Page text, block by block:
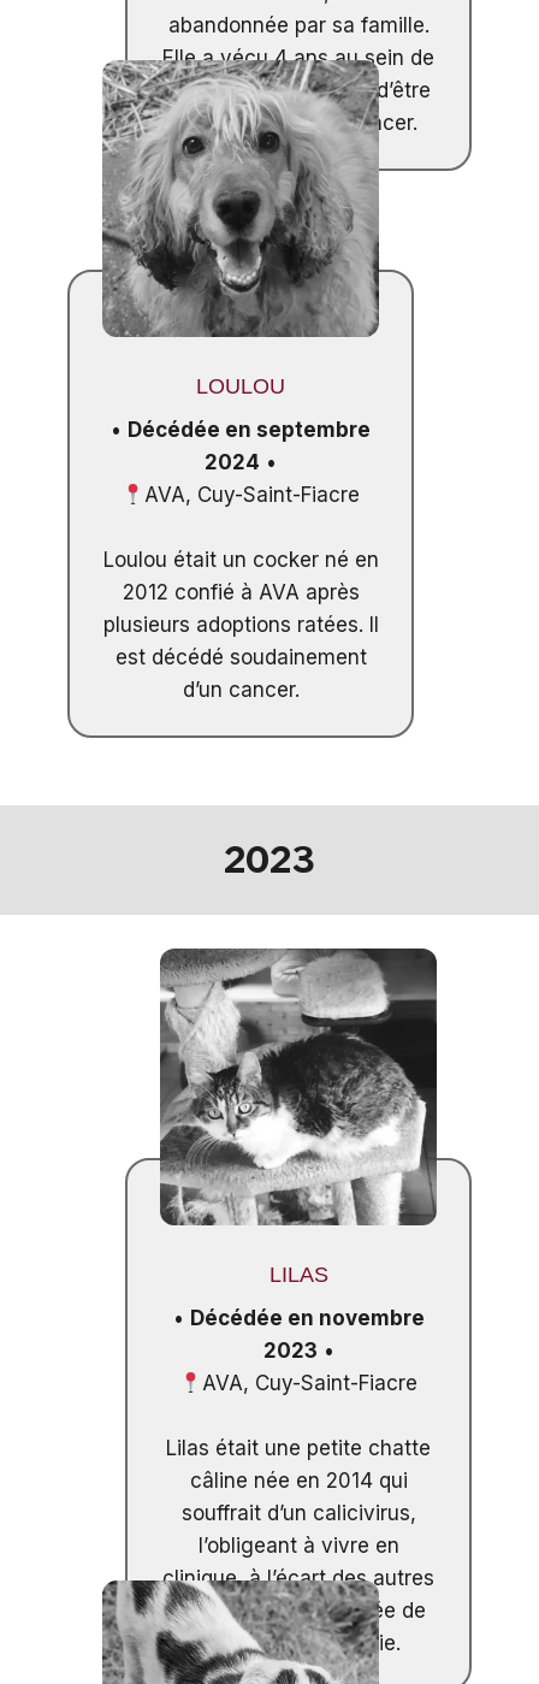
abandonnée par sa famille.
Elle a vécu 4 ans au sein de
la SPA Genève avant d’être
emportée par un cancer.
LOULOU
• Décédée en septembre
2024 •
AVA, Cuy-Saint-Fiacre
Loulou était un cocker né en
2012 confié à AVA après
plusieurs adoptions ratées. Il
est décédé soudainement
d’un cancer.
2023
LILAS
• Décédée en novembre
2023 •
AVA, Cuy-Saint-Fiacre
Lilas était une petite chatte
câline née en 2014 qui
souffrait d’un calicivirus,
l’obligeant à vivre en
clinique, à l’écart des autres
chats. Elle est décédée de
cette même maladie.